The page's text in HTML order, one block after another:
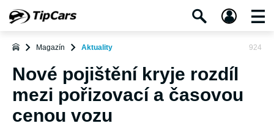
Magazín Aktuality 924
Nové pojištění kryje rozdíl
mezi pořizovací a časovou
cenou vozu